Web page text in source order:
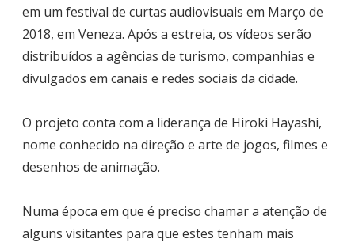
em um festival de curtas audiovisuais em Março de
2018, em Veneza. Após a estreia, os vídeos serão
distribuídos a agências de turismo, companhias e
divulgados em canais e redes sociais da cidade.
O projeto conta com a liderança de Hiroki Hayashi,
nome conhecido na direção e arte de jogos, filmes e
desenhos de animação.
Numa época em que é preciso chamar a atenção de
alguns visitantes para que estes tenham mais